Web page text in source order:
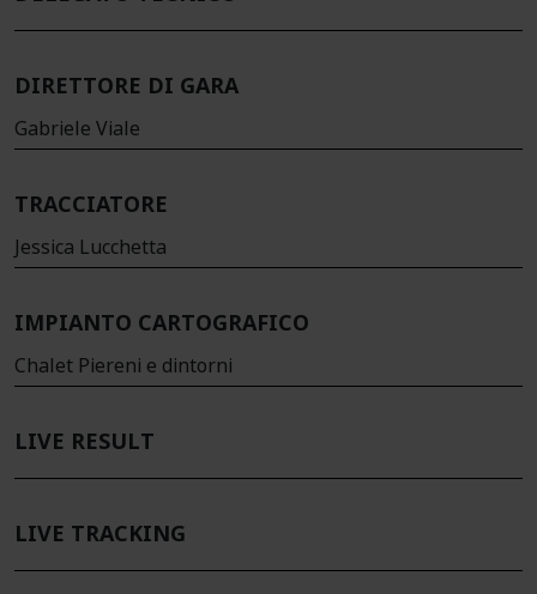
DIRETTORE DI GARA
Gabriele Viale
TRACCIATORE
Jessica Lucchetta
IMPIANTO CARTOGRAFICO
Chalet Piereni e dintorni
LIVE RESULT
LIVE TRACKING